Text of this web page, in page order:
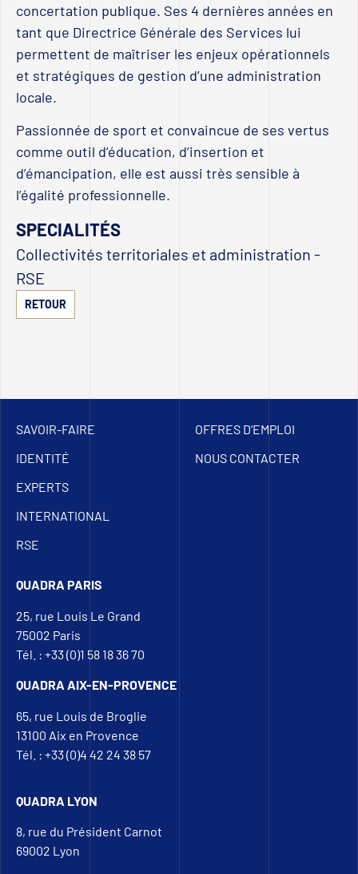
concertation publique. Ses 4 dernières années en
tant que Directrice Générale des Services lui
permettent de maîtriser les enjeux opérationnels
et stratégiques de gestion d’une administration
locale.
Passionnée de sport et convaincue de ses vertus
comme outil d’éducation, d’insertion et
d’émancipation, elle est aussi très sensible à
l’égalité professionnelle.
SPECIALITÉS
Collectivités territoriales et administration -
RSE
RETOUR
SAVOIR-FAIRE
IDENTITÉ
EXPERTS
INTERNATIONAL
RSE
OFFRES D’EMPLOI
NOUS CONTACTER
QUADRA PARIS
25, rue Louis Le Grand
75002 Paris
Tél. : +33 (0)1 58 18 36 70
QUADRA AIX-EN-PROVENCE
65, rue Louis de Broglie
13100 Aix en Provence
Tél. : +33 (0)4 42 24 38 57
QUADRA LYON
8, rue du Président Carnot
69002 Lyon